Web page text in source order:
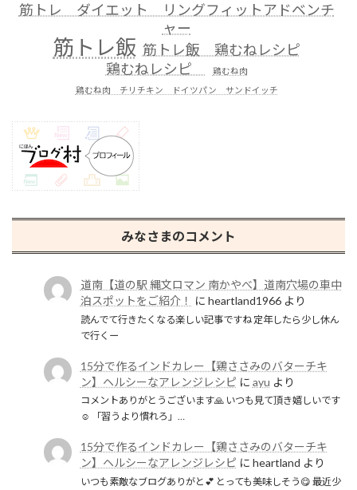
筋トレ ダイエット リングフィットアドベンチ
ャー
筋トレ飯 筋トレ飯 鶏むねレシピ
鶏むねレシピ
鶏むね肉
鶏むね肉 チリチキン ドイツパン サンドイッチ
みなさまのコメント
道南【道の駅 縄文ロマン 南かやべ】道南穴場の車中
泊スポットをご紹介！
に heartland1966より
読んでて行きたくなる楽しい記事ですね 定年したら少し休ん
で行くー
15分で作るインドカレー【鶏ささみのバターチキ
ン】ヘルシーなアレンジレシピ に ayu より
コメントありがとうございます🙏 いつも見て頂き嬉しいです
☺️ 「習うより慣れろ」…
15分で作るインドカレー【鶏ささみのバターチキ
ン】ヘルシーなアレンジレシピ に heartland より
いつも素敵なブログありがと💕 とっても美味しそう😋 最近少